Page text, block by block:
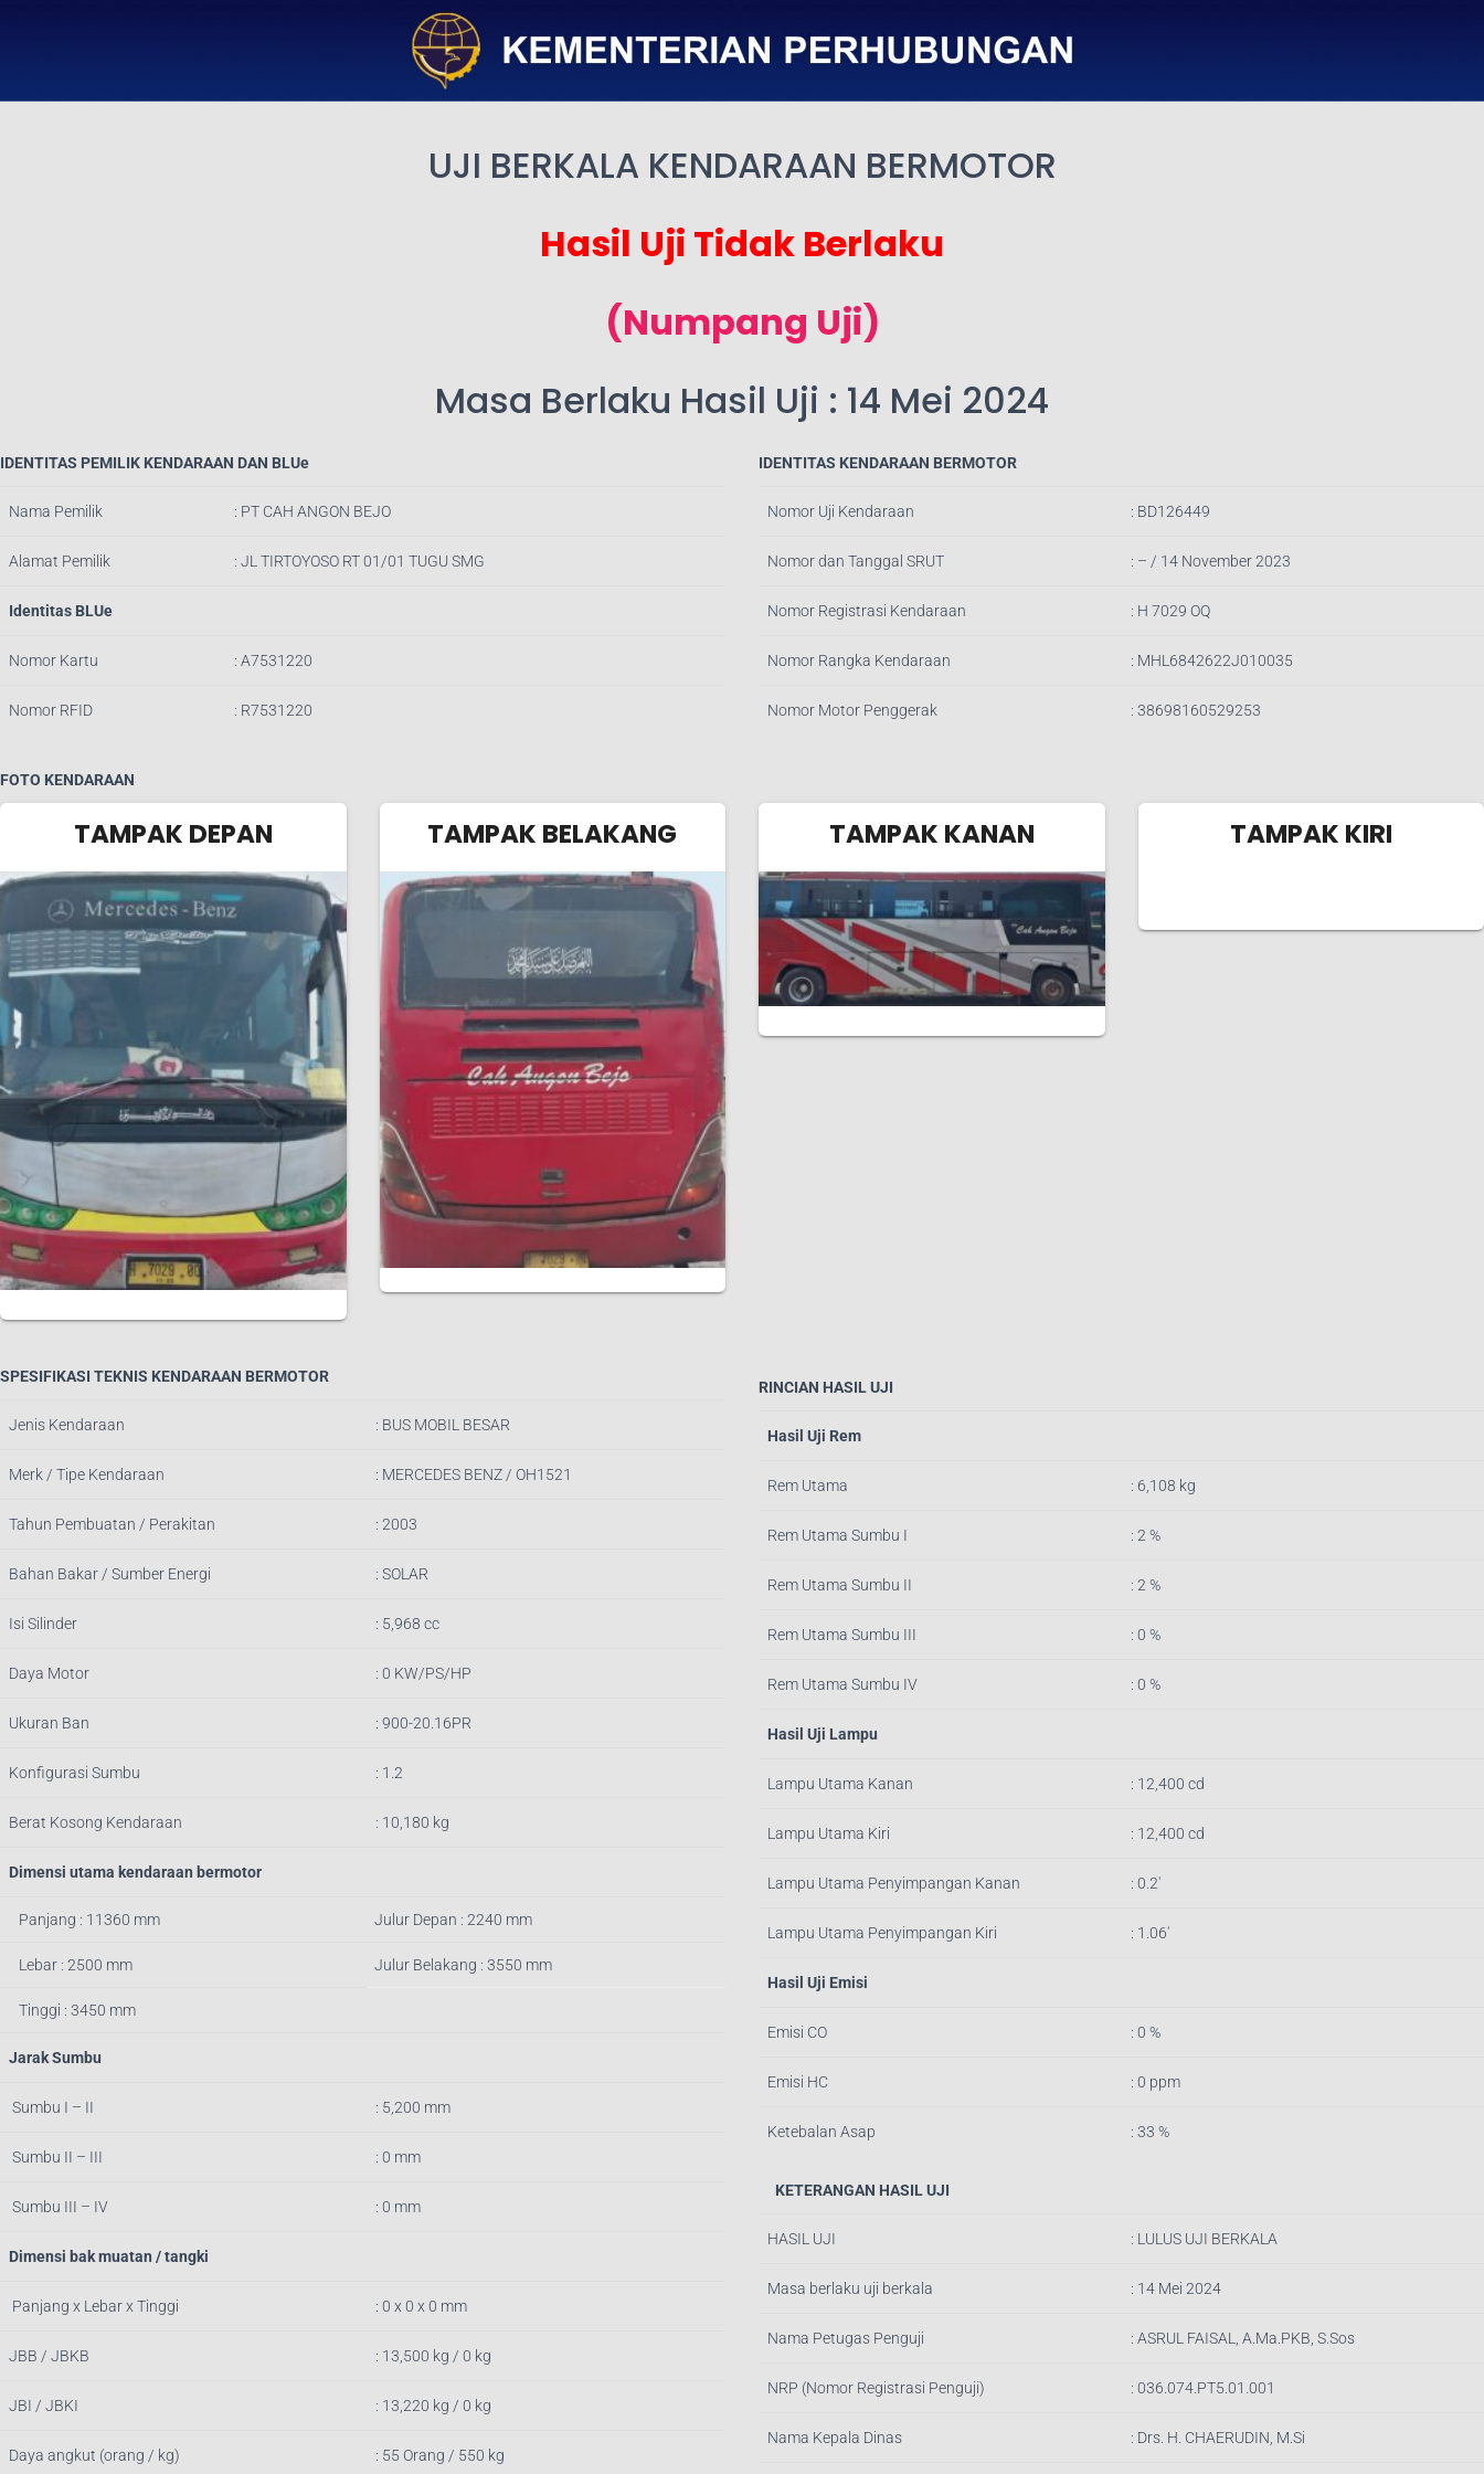
UJI BERKALA KENDARAAN BERMOTOR
Hasil Uji Tidak Berlaku
(Numpang Uji)
Masa Berlaku Hasil Uji : 14 Mei 2024
IDENTITAS PEMILIK KENDARAAN DAN BLUe
Nama Pemilik : PT CAH ANGON BEJO
Alamat Pemilik : JL TIRTOYOSO RT 01/01 TUGU SMG
Identitas BLUe
Nomor Kartu : A7531220
Nomor RFID : R7531220
IDENTITAS KENDARAAN BERMOTOR
Nomor Uji Kendaraan : BD126449
Nomor dan Tanggal SRUT : – / 14 November 2023
Nomor Registrasi Kendaraan : H 7029 OQ
Nomor Rangka Kendaraan : MHL6842622J010035
Nomor Motor Penggerak : 38698160529253
FOTO KENDARAAN
TAMPAK DEPAN TAMPAK BELAKANG TAMPAK KANAN TAMPAK KIRI
SPESIFIKASI TEKNIS KENDARAAN BERMOTOR
Jenis Kendaraan : BUS MOBIL BESAR
Merk / Tipe Kendaraan : MERCEDES BENZ / OH1521
Tahun Pembuatan / Perakitan : 2003
Bahan Bakar / Sumber Energi : SOLAR
Isi Silinder : 5,968 cc
Daya Motor : 0 KW/PS/HP
Ukuran Ban : 900-20.16PR
Konfigurasi Sumbu : 1.2
Berat Kosong Kendaraan : 10,180 kg
Dimensi utama kendaraan bermotor
Panjang : 11360 mm Julur Depan : 2240 mm
Lebar : 2500 mm Julur Belakang : 3550 mm
Tinggi : 3450 mm
Jarak Sumbu
Sumbu I – II : 5,200 mm
Sumbu II – III : 0 mm
Sumbu III – IV : 0 mm
Dimensi bak muatan / tangki
Panjang x Lebar x Tinggi : 0 x 0 x 0 mm
JBB / JBKB : 13,500 kg / 0 kg
JBI / JBKI : 13,220 kg / 0 kg
Daya angkut (orang / kg) : 55 Orang / 550 kg
RINCIAN HASIL UJI
Hasil Uji Rem
Rem Utama : 6,108 kg
Rem Utama Sumbu I : 2 %
Rem Utama Sumbu II : 2 %
Rem Utama Sumbu III : 0 %
Rem Utama Sumbu IV : 0 %
Hasil Uji Lampu
Lampu Utama Kanan : 12,400 cd
Lampu Utama Kiri : 12,400 cd
Lampu Utama Penyimpangan Kanan : 0.2′
Lampu Utama Penyimpangan Kiri : 1.06′
Hasil Uji Emisi
Emisi CO : 0 %
Emisi HC : 0 ppm
Ketebalan Asap : 33 %
KETERANGAN HASIL UJI
HASIL UJI : LULUS UJI BERKALA
Masa berlaku uji berkala : 14 Mei 2024
Nama Petugas Penguji : ASRUL FAISAL, A.Ma.PKB, S.Sos
NRP (Nomor Registrasi Penguji) : 036.074.PT5.01.001
Nama Kepala Dinas : Drs. H. CHAERUDIN, M.Si